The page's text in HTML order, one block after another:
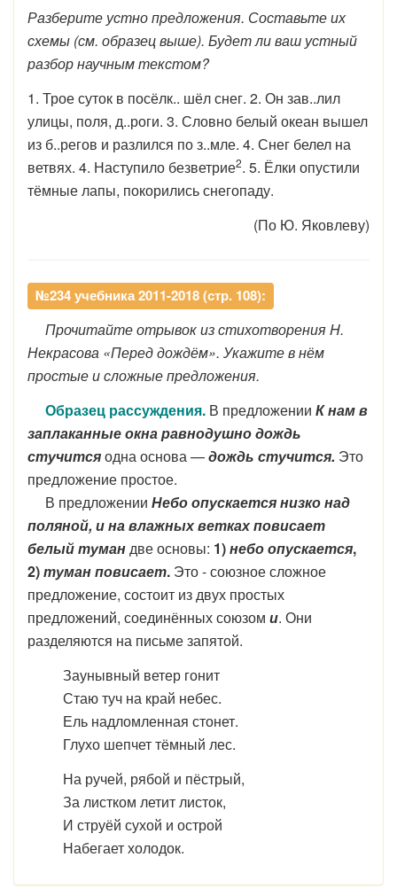
Разберите устно предложения. Составьте их
схемы (см. образец выше). Будет ли ваш устный
разбор научным текстом?
1. Трое суток в посёлк.. шёл снег. 2. Он зав..лил
улицы, поля, д..роги. 3. Словно белый океан вышел
из б..регов и разлился по з..мле. 4. Снег белел на
ветвях. 4. Наступило безветрие2. 5. Ёлки опустили
тёмные лапы, покорились снегопаду.
(По Ю. Яковлеву)
№234 учебника 2011-2018 (стр. 108):
Прочитайте отрывок из стихотворения H.
Некрасова «Перед дождём». Укажите в нём
простые и сложные предложения.
Образец рассуждения. В предложении К нам в
заплаканные окна равнодушно дождь
стучитсяодна основа—дождь стучится. Это
предложение простое.
В предложении Небо опускается низко над
поляной, и на влажных ветках повисает
белый тумандве основы: 1)небо опускается,
2)туман повисает. Это - союзное сложное
предложение, состоит из двух простых
предложений, соединённых союзом и. Они
разделяются на письме запятой.
Заунывный ветер гонит
Стаю туч на край небес.
Ель надломленная стонет.
Глухо шепчет тёмный лес.
На ручей, рябой и пёстрый,
За листком летит листок,
И струёй сухой и острой
Набегает холодок.